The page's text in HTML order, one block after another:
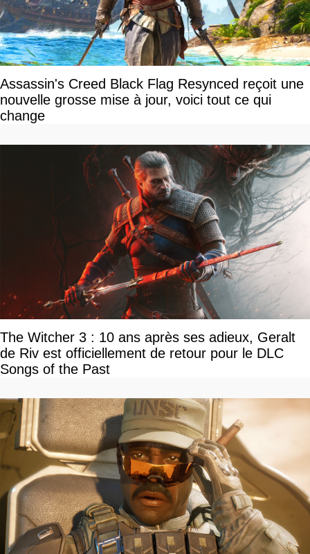
Assassin's Creed Black Flag Resynced reçoit une
nouvelle grosse mise à jour, voici tout ce qui
change
The Witcher 3 : 10 ans après ses adieux, Geralt
de Riv est officiellement de retour pour le DLC
Songs of the Past